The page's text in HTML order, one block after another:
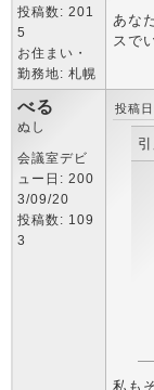
投稿数: 201
5
お住まい・
勤務地: 札幌
あな
スで
べる
ぬし
会議室デビ
ュー日: 200
3/09/20
投稿数: 109
3
投稿
私も